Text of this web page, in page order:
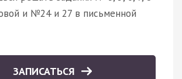
и №24 и 27 в письменной
ЗАПИСАТЬСЯ